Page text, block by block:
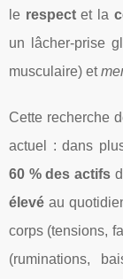
le respectet la
un lâcher-prise
musculaire) et
Cette recherche
actuel : dans
60 % des actifs
élevé au
corps (tensions,
(ruminations,